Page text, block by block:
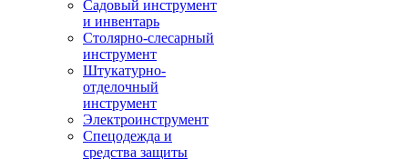
Садовый инструмент
и инвентарь
Столярно-слесарный
инструмент
Штукатурно-
отделочный
инструмент
Электроинструмент
Спецодежда и
средства защиты